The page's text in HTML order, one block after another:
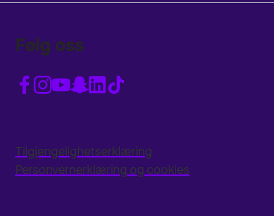
Følg oss
Tilgjengelighetserklæring
Personvernerklæring og cookies